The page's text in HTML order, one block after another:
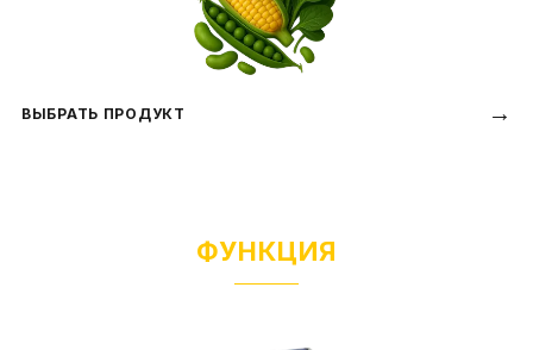
ВЫБРАТЬ ПРОДУКТ →
ФУНКЦИЯ